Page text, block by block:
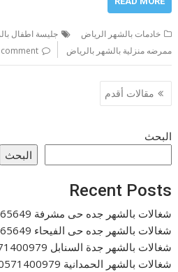
خادمات بالشهر الرياض جليسة اطفال
ممرضه منزلية بالشهر بالرياض
تصفّح
المقالات
مقالات أقدم
البحث
البحث
Recent Posts
شغالات بالشهر جده حى مشرفة 0577265649
شغالات بالشهر جده حى الفيحاء 0577265649
شغالات بالشهر جدة السنابل 0571400979
شغالات بالشهر الحمدانية 0571400979